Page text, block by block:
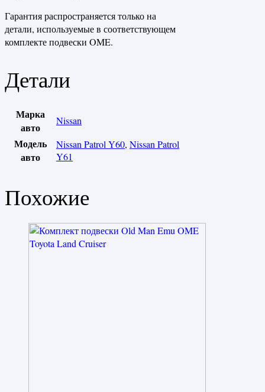
Гарантия распространяется только на
детали, используемые в соответствующем
комплекте подвески OME.
Детали
Марка
авто
Nissan
Модель
авто
Nissan Patrol Y60, Nissan Patrol
Y61
Похожие